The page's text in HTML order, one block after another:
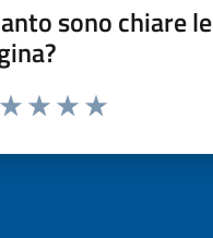
sono chiare
da 1 a 5 stelle la pagina